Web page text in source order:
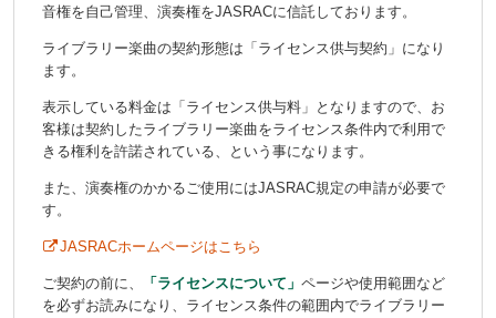
音権を自己管理、演奏権をJASRACに信託しております。
ライブラリー楽曲の契約形態は「ライセンス供与契約」になり
ます。
表示している料金は「ライセンス供与料」となりますので、お
客様は契約したライブラリー楽曲をライセンス条件内で利用で
きる権利を許諾されている、という事になります。
また、演奏権のかかるご使用にはJASRAC規定の申請が必要で
す。
JASRACホームページはこちら
ご契約の前に、 「ライセンスについて」 ページや使用範囲など
を必ずお読みになり、ライセンス条件の範囲内でライブラリー